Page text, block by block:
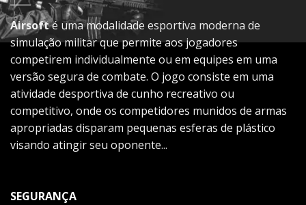
Airsofté uma modalidade esportiva moderna de
simulação militar que permite aos jogadores
competirem individualmente ou em equipes em uma
versão segura de combate. O jogo consiste em uma
atividade desportiva de cunho recreativo ou
competitivo, onde os competidores munidos de armas
apropriadas disparam pequenas esferas de plástico
visando atingir seu oponente...
SEGURANÇA